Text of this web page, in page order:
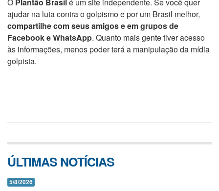
ajudar na luta contra o golpismo e por um Brasil melhor,
compartilhe com seus amigos e em grupos de
Facebook e WhatsApp. Quanto mais gente tiver acesso
às informações, menos poder terá a manipulação da mídia
golpista.
ÚLTIMAS NOTÍCIAS
5/8/2026